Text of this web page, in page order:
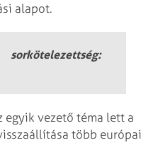
alapot.
egyik vezető téma lett a
több európai